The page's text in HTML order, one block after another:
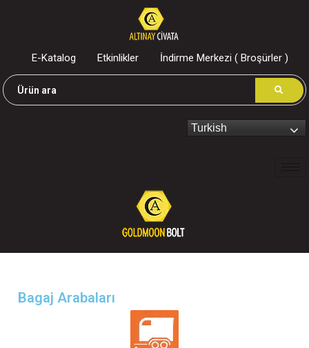
E-Katalog Etkinlikler İndirme Merkezi ( Broşürler )
Turkish
Bagaj Arabaları